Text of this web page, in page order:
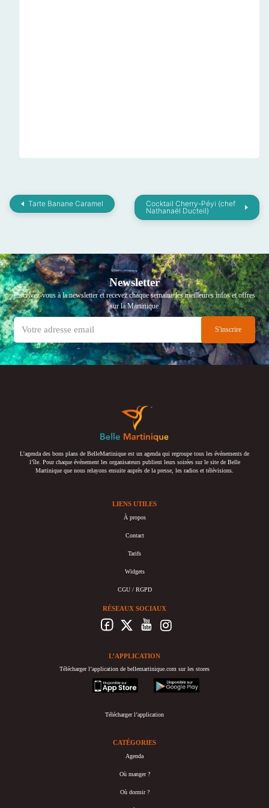
Tarte Banane Caramel
Cocktail Cherry-Péyi (chef
Nathanaël Ducteil)
Newsletter
Inscrivez-vous à la newsletter et recevez chaque semaine les meilleures infos et offres
sur la Martinique
L’agenda des bons plans de BelleMartinique est un agenda qui regroupe tous les événements de
l’île. Pour chaque événement les organisateurs publient leurs soirées sur le site de Belle
Martinique que nous relayons ensuite auprès de la presse, les radios et télévisions.
LIENS UTILES
À propos
Contact
Tarifs
Widgets
CGU / RGPD
RÉSEAUX SOCIAUX
L’APPLICATION
Télécharger l’application de bellemartinique.com sur les stores
appstore
googleplay
Télécharger l’application
CATÉGORIES
Agenda
Où manger ?
Où dormir ?